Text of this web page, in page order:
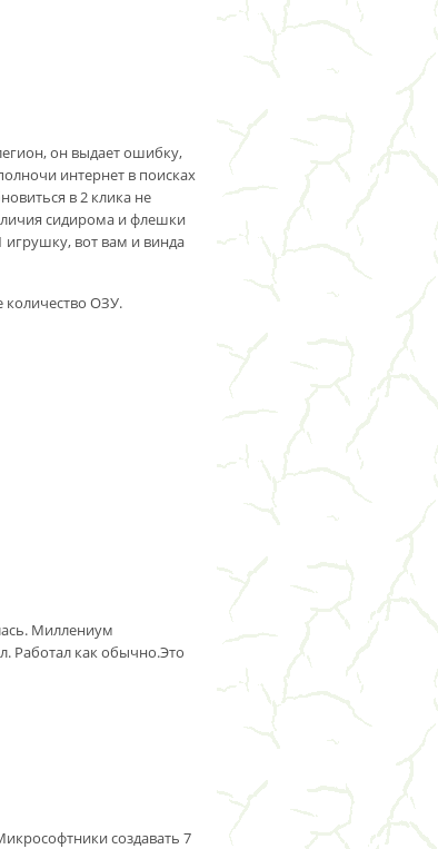
он выдает ошибку,
интернет в поисках
в 2 клика не
сидирома и флешки
игрушку, вот вам и винда
количество ОЗУ.
Миллениум
Работал как обычно.Это
создавать 7